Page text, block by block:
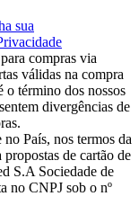
sua
compras via
válidas na compra
o término dos nossos
divergências de
País, nos termos da
de cartão de
S.A Sociedade de
no CNPJ sob o nº